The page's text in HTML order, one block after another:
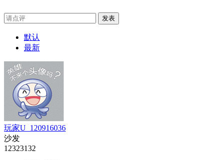
发表
默认
最新
玩家U_120916036
沙发
12323132